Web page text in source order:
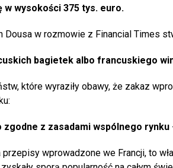
wysokości 375 tys. euro.
w rozmowie z Financial Times
bagietek albo francuskiego
które wyraziły obawy, że zakaz
zgodne z zasadami wspólnego rynku
wprowadzone we Francji, to